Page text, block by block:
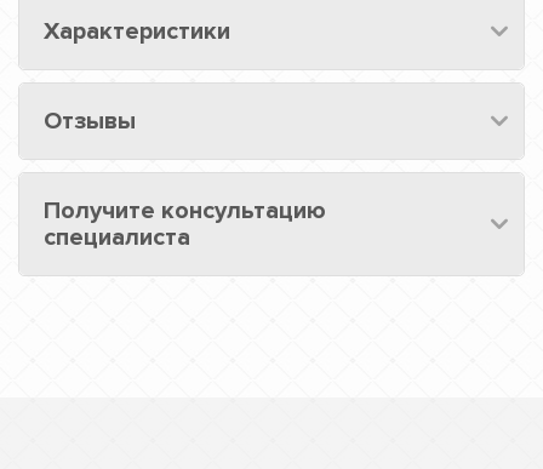
Характеристики
Отзывы
Получите консультацию
специалиста